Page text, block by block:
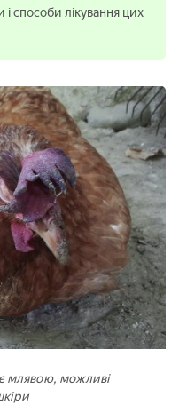
способи лікування цих
млявою, можливі